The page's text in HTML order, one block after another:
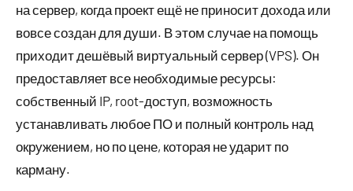
на сервер, когда проект ещё не приносит дохода или
вовсе создан для души. В этом случае на помощь
приходит дешёвый виртуальный сервер (VPS). Он
предоставляет все необходимые ресурсы:
собственный IP, root-доступ, возможность
устанавливать любое ПО и полный контроль над
окружением, но по цене, которая не ударит по
карману.